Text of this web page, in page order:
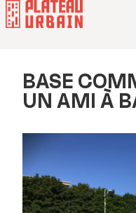
BASE
UN AMI À